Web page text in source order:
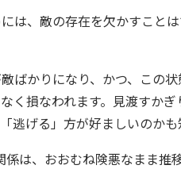
は、敵の存在を欠かすこと
ばかりになり、かつ、この
く損なわれます。見渡すか
逃げる」方が好ましいのかも
は、おおむね険悪なまま推